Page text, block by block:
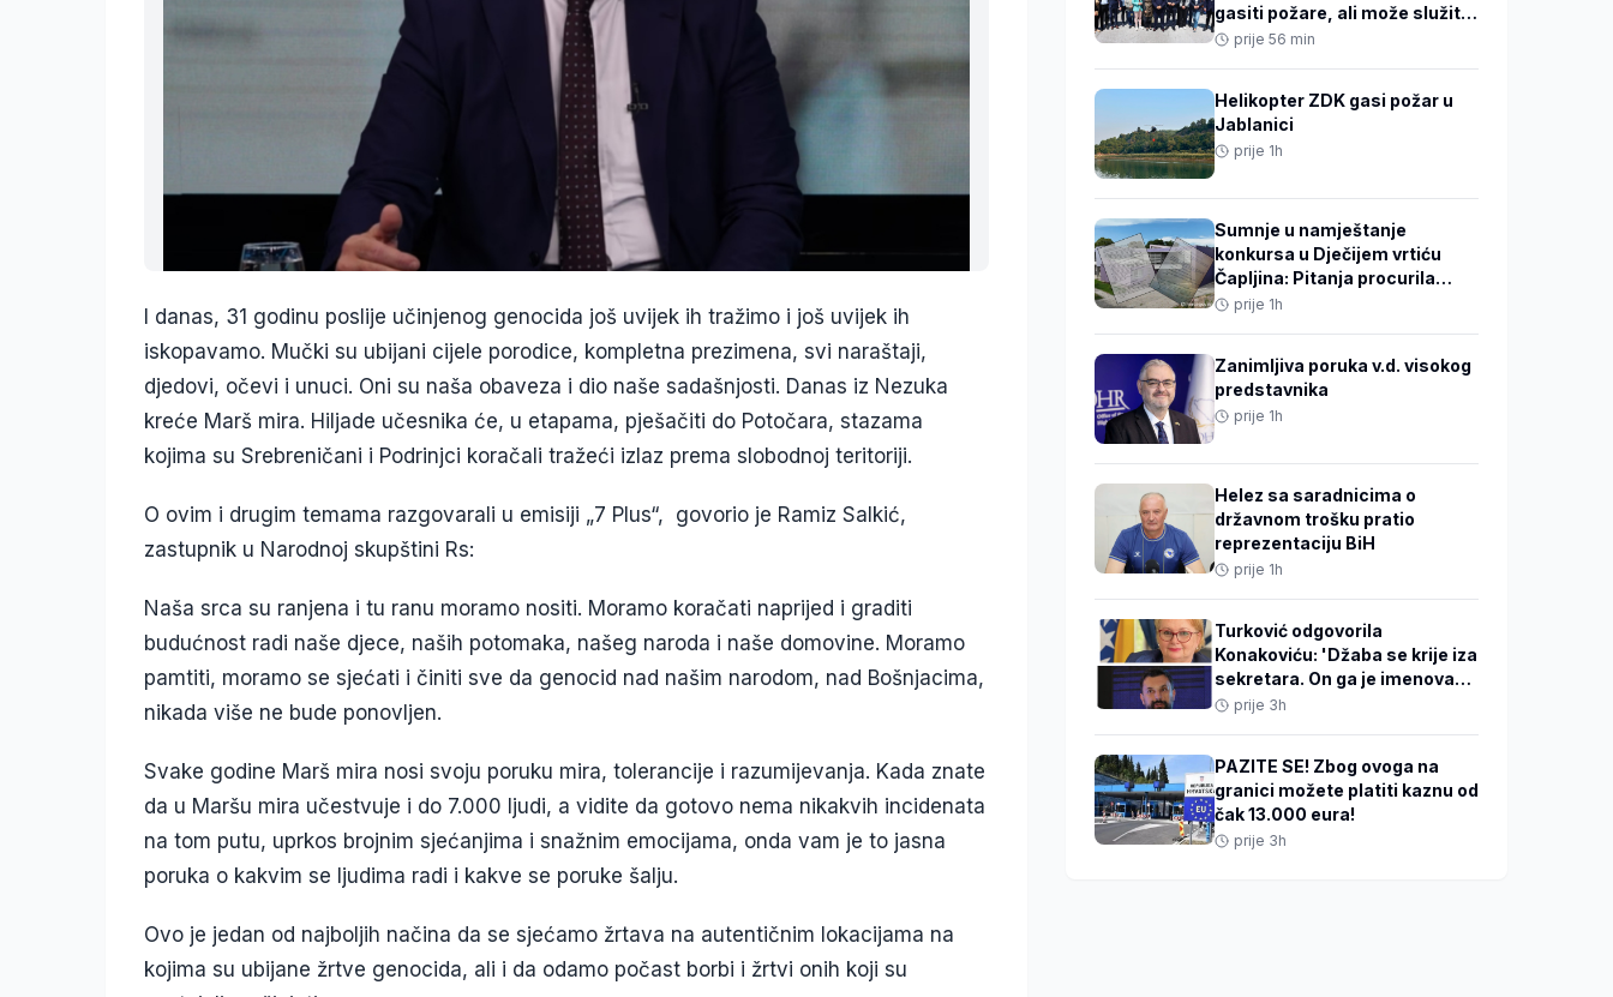
I danas, 31 godinu poslije učinjenog genocida još uvijek ih tražimo i još uvijek ih
iskopavamo. Mučki su ubijani cijele porodice, kompletna prezimena, svi naraštaji,
djedovi, očevi i unuci. Oni su naša obaveza i dio naše sadašnjosti. Danas iz Nezuka
kreće Marš mira. Hiljade učesnika će, u etapama, pješačiti do Potočara, stazama
kojima su Srebreničani i Podrinjci koračali tražeći izlaz prema slobodnoj teritoriji.
O ovim i drugim temama razgovarali u emisiji „7 Plus“, govorio je Ramiz Salkić,
zastupnik u Narodnoj skupštini Rs:
Naša srca su ranjena i tu ranu moramo nositi. Moramo koračati naprijed i graditi
budućnost radi naše djece, naših potomaka, našeg naroda i naše domovine. Moramo
pamtiti, moramo se sjećati i činiti sve da genocid nad našim narodom, nad Bošnjacima,
nikada više ne bude ponovljen.
Svake godine Marš mira nosi svoju poruku mira, tolerancije i razumijevanja. Kada znate
da u Maršu mira učestvuje i do 7.000 ljudi, a vidite da gotovo nema nikakvih incidenata
na tom putu, uprkos brojnim sjećanjima i snažnim emocijama, onda vam je to jasna
poruka o kakvim se ljudima radi i kakve se poruke šalju.
Ovo je jedan od najboljih načina da se sjećamo žrtava na autentičnim lokacijama na
kojima su ubijane žrtve genocida, ali i da odamo počast borbi i žrtvi onih koji su
gasiti požare, ali može služiti
za predizborno slikanje”
prije 56 min
Helikopter ZDK gasi požar u
Jablanici
prije 1h
Sumnje u namještanje
konkursa u Dječijem vrtiću
Čapljina: Pitanja procurila
devet dana prije testa?
prije 1h
Zanimljiva poruka v.d. visokog
predstavnika
prije 1h
Helez sa saradnicima o
državnom trošku pratio
reprezentaciju BiH
prije 1h
Turković odgovorila
Konakoviću: 'Džaba se krije iza
sekretara. On ga je imenovao i
ovlastio!'
prije 3h
PAZITE SE! Zbog ovoga na
granici možete platiti kaznu od
čak 13.000 eura!
prije 3h